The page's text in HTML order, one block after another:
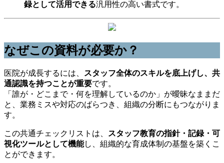
録として活用できる汎用性の高い書式です。
なぜこの資料が必要か？
医院が成長するには、
スタッフ全体のスキルを底上げし、共
通認識を持つことが重要です。
「誰が・どこまで・何を理解しているのか」が曖昧なままだ
と、業務ミスや対応のばらつき、組織の分断にもつながりま
す。
この共通チェックリストは、
スタッフ教育の指針・記録・可
視化ツールとして機能し、組織的な育成体制の基盤を築くこ
とができます。